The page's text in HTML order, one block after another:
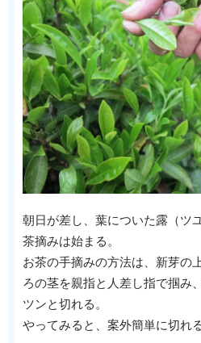
朝日が差し、葉についた露（ツ
茶摘みは始まる。
お茶の手摘みの方法は、新芽の
ろの茎を親指と人差し指で掴み
ツンと切れる。
やってみると、案外簡単に切れる